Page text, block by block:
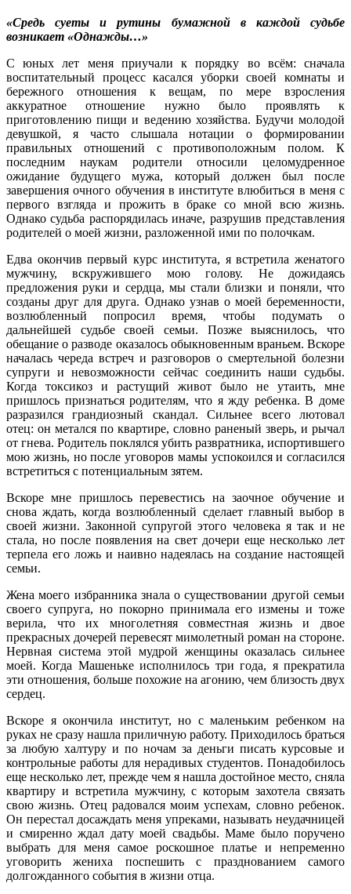
«Средь суеты и рутины бумажной в каждой судьбе
возникает «Однажды…»
С юных лет меня приучали к порядку во всём: сначала
воспитательный процесс касался уборки своей комнаты и
бережного отношения к вещам, по мере взросления
аккуратное отношение нужно было проявлять к
приготовлению пищи и ведению хозяйства. Будучи молодой
девушкой, я часто слышала нотации о формировании
правильных отношений с противоположным полом. К
последним наукам родители относили целомудренное
ожидание будущего мужа, который должен был после
завершения очного обучения в институте влюбиться в меня с
первого взгляда и прожить в браке со мной всю жизнь.
Однако судьба распорядилась иначе, разрушив представления
родителей о моей жизни, разложенной ими по полочкам.
Едва окончив первый курс института, я встретила женатого
мужчину, вскружившего мою голову. Не дожидаясь
предложения руки и сердца, мы стали близки и поняли, что
созданы друг для друга. Однако узнав о моей беременности,
возлюбленный попросил время, чтобы подумать о
дальнейшей судьбе своей семьи. Позже выяснилось, что
обещание о разводе оказалось обыкновенным враньем. Вскоре
началась череда встреч и разговоров о смертельной болезни
супруги и невозможности сейчас соединить наши судьбы.
Когда токсикоз и растущий живот было не утаить, мне
пришлось признаться родителям, что я жду ребенка. В доме
разразился грандиозный скандал. Сильнее всего лютовал
отец: он метался по квартире, словно раненый зверь, и рычал
от гнева. Родитель поклялся убить развратника, испортившего
мою жизнь, но после уговоров мамы успокоился и согласился
встретиться с потенциальным зятем.
Вскоре мне пришлось перевестись на заочное обучение и
снова ждать, когда возлюбленный сделает главный выбор в
своей жизни. Законной супругой этого человека я так и не
стала, но после появления на свет дочери еще несколько лет
терпела его ложь и наивно надеялась на создание настоящей
семьи.
Жена моего избранника знала о существовании другой семьи
своего супруга, но покорно принимала его измены и тоже
верила, что их многолетняя совместная жизнь и двое
прекрасных дочерей перевесят мимолетный роман на стороне.
Нервная система этой мудрой женщины оказалась сильнее
моей. Когда Машеньке исполнилось три года, я прекратила
эти отношения, больше похожие на агонию, чем близость двух
сердец.
Вскоре я окончила институт, но с маленьким ребенком на
руках не сразу нашла приличную работу. Приходилось браться
за любую халтуру и по ночам за деньги писать курсовые и
контрольные работы для нерадивых студентов. Понадобилось
еще несколько лет, прежде чем я нашла достойное место, сняла
квартиру и встретила мужчину, с которым захотела связать
свою жизнь. Отец радовался моим успехам, словно ребенок.
Он перестал досаждать меня упреками, называть неудачницей
и смиренно ждал дату моей свадьбы. Маме было поручено
выбрать для меня самое роскошное платье и непременно
уговорить жениха поспешить с празднованием самого
долгожданного события в жизни отца.